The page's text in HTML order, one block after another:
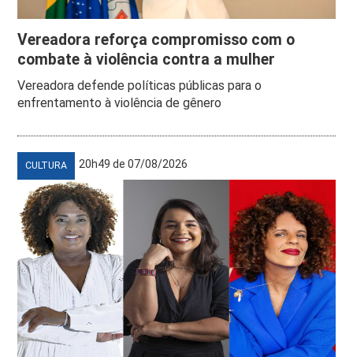
Vereadora reforça compromisso com o
combate à violência contra a mulher
Vereadora defende políticas públicas para o
enfrentamento à violência de gênero
CULTURA 20h49 de 07/08/2026